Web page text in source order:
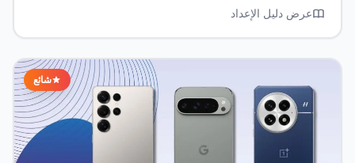
عرض دليل الإعداد
شائع